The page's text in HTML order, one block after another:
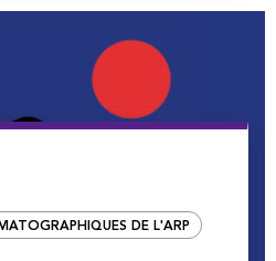
DE L'ARP